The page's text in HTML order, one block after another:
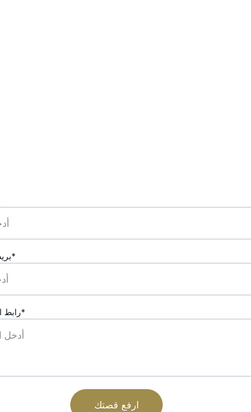
بريدك الإلكتروني*
رابط القصة الصوتية*
ارفع قصتك